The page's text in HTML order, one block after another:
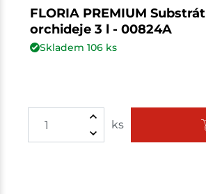
FLORIA PREMIUM
orchideje 3 l - 00824A
Skladem 106ks
ks